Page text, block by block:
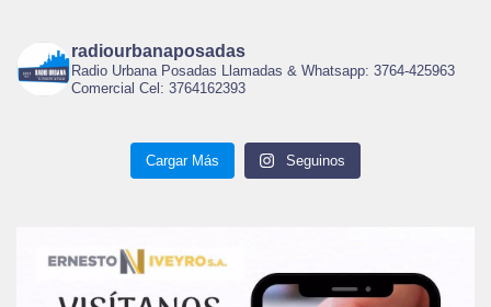
radiourbanaposadas
Radio Urbana Posadas Llamadas & Whatsapp: 3764-425963
Comercial Cel: 3764162393
Cargar Más Seguinos